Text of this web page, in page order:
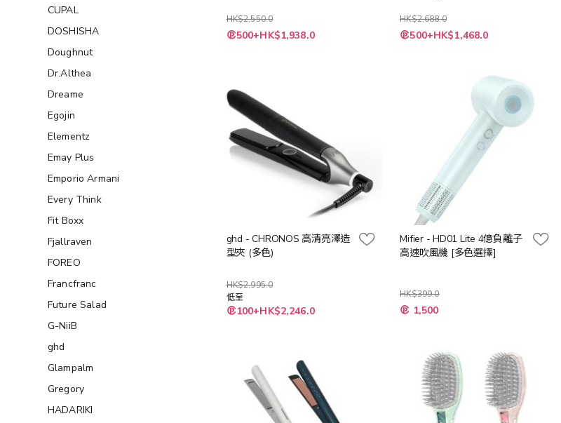
HK$2,550.0
特
殊 500+HK$1,938.0
HK$2,688.0
特
殊 500+HK$1,468.0
ghd - CHRONOS 高清亮澤造
型夾 (多色)
HK$2,995.0
低至
100+HK$2,246.0
Mifier - HD01 Lite 4億負離子
高速吹風機 [多色選擇]
HK$399.0
1,500
CUPAL
DOSHISHA
Doughnut
Dr.Althea
Dreame
Egojin
Elementz
Emay Plus
Emporio Armani
Every Think
Fit Boxx
Fjallraven
FOREO
Francfranc
Future Salad
G-NiiB
ghd
Glampalm
Gregory
HADARIKI